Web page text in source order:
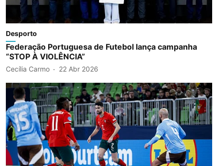
Desporto
Federação Portuguesa de Futebol lança campanha
“STOP À VIOLÊNCIA”
Cecília Carmo 22 Abr 2026